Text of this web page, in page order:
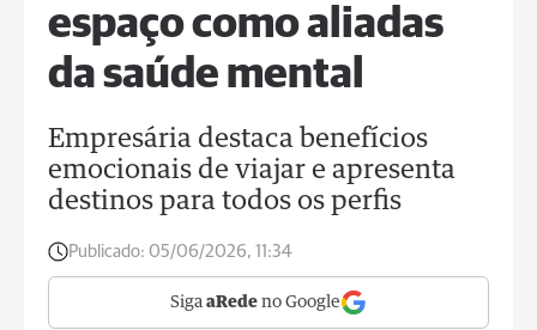
espaço como aliadas
da saúde mental
Empresária destaca benefícios
emocionais de viajar e apresenta
destinos para todos os perfis
Publicado: 05/06/2026, 11:34
Siga aRede no Google